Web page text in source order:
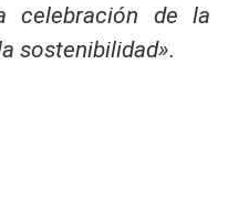
celebración de la
sostenibilidad».